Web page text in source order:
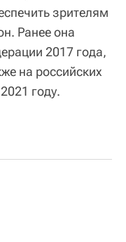
зрителям
Ранее она
2017 года,
на российских
году.